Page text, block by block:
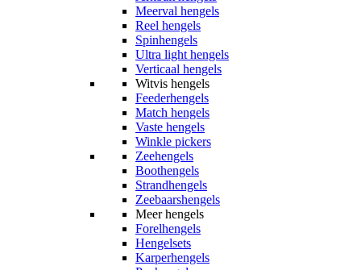
Meerval hengels
Reel hengels
Spinhengels
Ultra light hengels
Verticaal hengels
Witvis hengels
Feederhengels
Match hengels
Vaste hengels
Winkle pickers
Zeehengels
Boothengels
Strandhengels
Zeebaarshengels
Meer hengels
Forelhengels
Hengelsets
Karperhengels